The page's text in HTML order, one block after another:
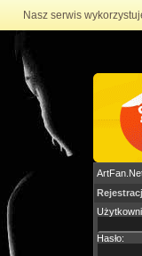
Nasz serwis
Hasło: